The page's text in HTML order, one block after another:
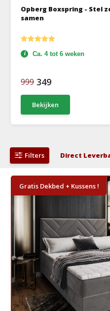
Opberg Boxspring - Stel
samen
Ca. 4 tot 6 weken
999 349
Bekijken
Filters Direct
Gratis Dekbed + Kussens !